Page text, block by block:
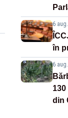
6
în
6
din